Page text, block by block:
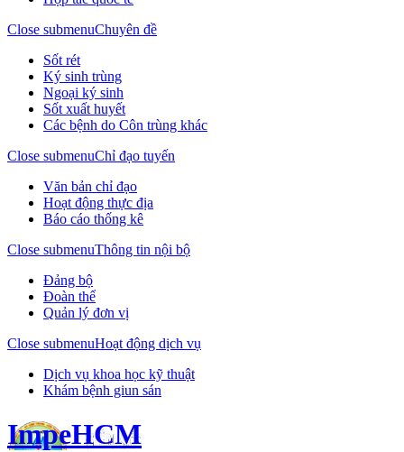
Close submenuChuyên đề
Sốt rét
Ký sinh trùng
Ngoại ký sinh
Sốt xuất huyết
Các bệnh do Côn trùng khác
Close submenuChỉ đạo tuyến
Văn bản chỉ đạo
Hoạt động thực địa
Báo cáo thống kê
Close submenuThông tin nội bộ
Đảng bộ
Đoàn thể
Quản lý đơn vị
Close submenuHoạt động dịch vụ
Dịch vụ khoa học kỹ thuật
Khám bệnh giun sán
ImpeHCM